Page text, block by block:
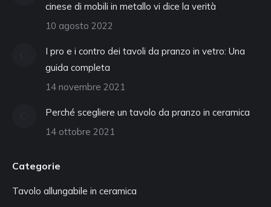
cinese di mobili in metallo vi dice la verità
10 agosto 2022
I pro e i contro dei tavoli da pranzo in vetro: Una
guida completa
14 novembre 2021
Perché scegliere un tavolo da pranzo in ceramica
14 ottobre 2021
Categorie
Tavolo allungabile in ceramica